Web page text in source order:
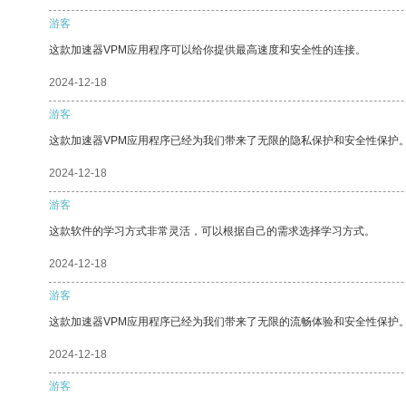
游客
这款加速器VPM应用程序可以给你提供最高速度和安全性的连接。
2024-12-18
游客
这款加速器VPM应用程序已经为我们带来了无限的隐私保护和安全性保护
2024-12-18
游客
这款软件的学习方式非常灵活，可以根据自己的需求选择学习方式。
2024-12-18
游客
这款加速器VPM应用程序已经为我们带来了无限的流畅体验和安全性保护
2024-12-18
游客